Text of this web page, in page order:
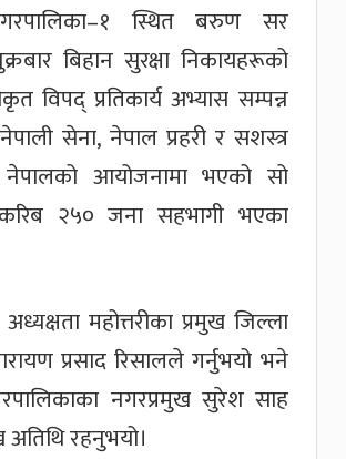
स्थित बरुण सर
बिहान सुरक्षा निकायहरूको
विपद् प्रतिकार्य अभ्यास सम्पन्न
सेना, नेपाल प्रहरी र सशस्त्र
नेपालको आयोजनामा भएको सो
२५० जना सहभागी भएका
महोत्तरीका प्रमुख जिल्ला
प्रसाद रिसालले गर्नुभयो भने
नगरप्रमुख सुरेश साह
अतिथि रहनुभयो।